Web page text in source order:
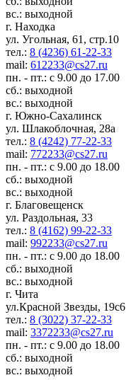
вс.: выходной
г. Находка
ул. Угольная, 61, стр.10
тел.: 8 (4236) 61-22-33
mail: 612233@cs27.ru
пн. - пт.: с 9.00 до 17.00
сб.: выходной
вс.: выходной
г. Южно-Сахалинск
ул. Шлакоблочная, 28а
тел.: 8 (4242) 77-22-33
mail: 772233@cs27.ru
пн. - пт.: с 9.00 до 18.00
сб.: выходной
вс.: выходной
г. Благовещенск
ул. Раздольная, 33
тел.: 8 (4162) 99-22-33
mail: 992233@cs27.ru
пн. - пт.: с 9.00 до 18.00
сб.: выходной
вс.: выходной
г. Чита
ул.Красной Звезды, 19с6
тел.: 8 (3022) 37-22-33
mail: 3372233@cs27.ru
пн. - пт.: с 9.00 до 18.00
сб.: выходной
вс.: выходной